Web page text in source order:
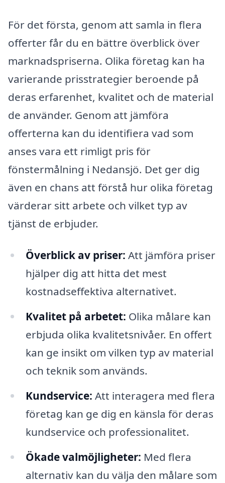
För det första, genom att samla in flera
offerter får du en bättre överblick över
marknadspriserna. Olika företag kan ha
varierande prisstrategier beroende på
deras erfarenhet, kvalitet och de material
de använder. Genom att jämföra
offerterna kan du identifiera vad som
anses vara ett rimligt pris för
fönstermålning i Nedansjö. Det ger dig
även en chans att förstå hur olika företag
värderar sitt arbete och vilket typ av
tjänst de erbjuder.
Överblick av priser: Att jämföra priser
hjälper dig att hitta det mest
kostnadseffektiva alternativet.
Kvalitet på arbetet: Olika målare kan
erbjuda olika kvalitetsnivåer. En offert
kan ge insikt om vilken typ av material
och teknik som används.
Kundservice: Att interagera med flera
företag kan ge dig en känsla för deras
kundservice och professionalitet.
Ökade valmöjligheter: Med flera
alternativ kan du välja den målare som